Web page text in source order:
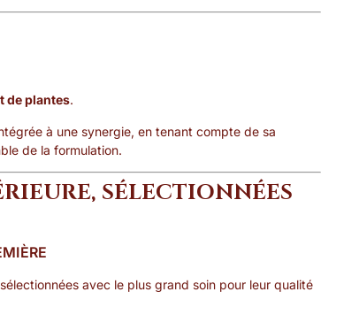
de plantes.
à une synergie, en tenant compte de sa
de la formulation.
SÉLECTIONNÉES
avec le plus grand soin pour leur qualité